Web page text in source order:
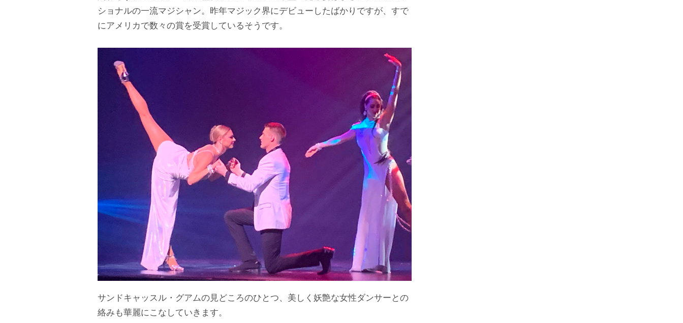
ショナルの一流マジシャン。昨年マジック界にデビューしたばかりですが、すで
にアメリカで数々の賞を受賞しているそうです。
サンドキャッスル・グアムの見どころのひとつ、美しく妖艶な女性ダンサーとの
絡みも華麗にこなしていきます。